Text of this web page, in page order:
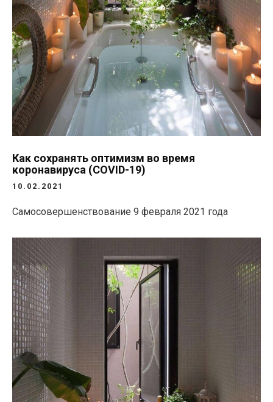
Как сохранять оптимизм во время
коронавируса (COVID-19)
10.02.2021
Самосовершенствование 9 февраля 2021 года